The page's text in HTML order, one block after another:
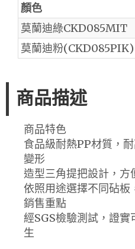
顏色
莫蘭迪綠CKD085MIT
莫蘭迪粉(CKD085PIK)
商品描述
商品特色
食品級耐熱PP材質，
變形
造型三角提把設計，方
依照用途選擇不同砧板
銷售重點
經SGS檢驗測試，證
生